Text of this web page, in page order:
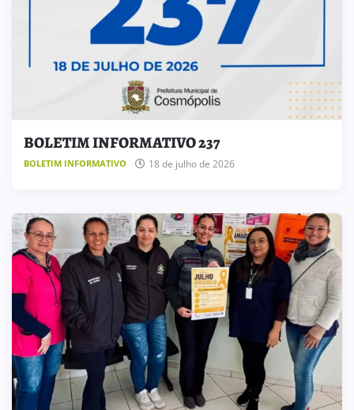
BOLETIM INFORMATIVO 237
BOLETIM INFORMATIVO 18 de julho de 2026